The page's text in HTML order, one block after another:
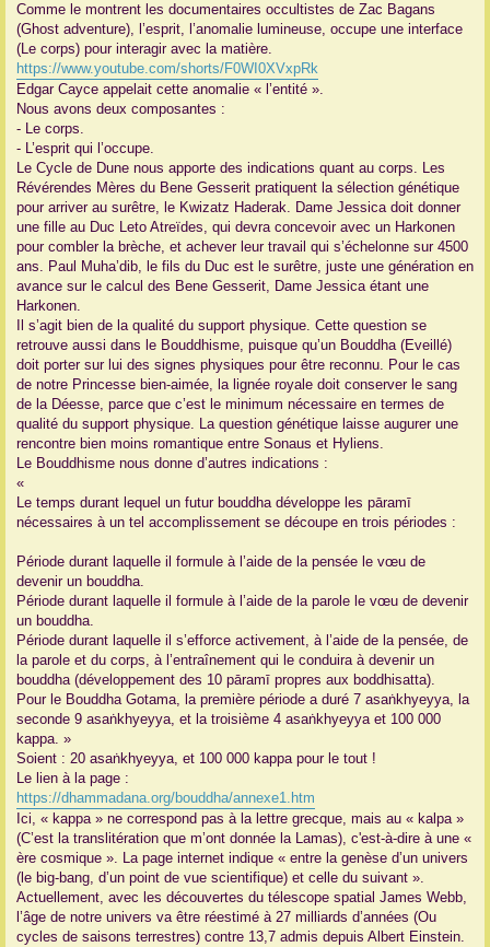
Comme le montrent les documentaires occultistes de Zac Bagans
(Ghost adventure), l’esprit, l’anomalie lumineuse, occupe une interface
(Le corps) pour interagir avec la matière.
https://www.youtube.com/shorts/F0WI0XVxpRk
Edgar Cayce appelait cette anomalie « l’entité ».
Nous avons deux composantes :
- Le corps.
- L’esprit qui l’occupe.
Le Cycle de Dune nous apporte des indications quant au corps. Les
Révérendes Mères du Bene Gesserit pratiquent la sélection génétique
pour arriver au surêtre, le Kwizatz Haderak. Dame Jessica doit donner
une fille au Duc Leto Atreïdes, qui devra concevoir avec un Harkonen
pour combler la brèche, et achever leur travail qui s’échelonne sur 4500
ans. Paul Muha’dib, le fils du Duc est le surêtre, juste une génération en
avance sur le calcul des Bene Gesserit, Dame Jessica étant une
Harkonen.
Il s’agit bien de la qualité du support physique. Cette question se
retrouve aussi dans le Bouddhisme, puisque qu’un Bouddha (Eveillé)
doit porter sur lui des signes physiques pour être reconnu. Pour le cas
de notre Princesse bien-aimée, la lignée royale doit conserver le sang
de la Déesse, parce que c’est le minimum nécessaire en termes de
qualité du support physique. La question génétique laisse augurer une
rencontre bien moins romantique entre Sonaus et Hyliens.
Le Bouddhisme nous donne d’autres indications :
«
Le temps durant lequel un futur bouddha développe les pāramī
nécessaires à un tel accomplissement se découpe en trois périodes :
Période durant laquelle il formule à l’aide de la pensée le vœu de
devenir un bouddha.
Période durant laquelle il formule à l’aide de la parole le vœu de devenir
un bouddha.
Période durant laquelle il s’efforce activement, à l’aide de la pensée, de
la parole et du corps, à l’entraînement qui le conduira à devenir un
bouddha (développement des 10 pāramī propres aux boddhisatta).
Pour le Bouddha Gotama, la première période a duré 7 asaṅkhyeyya, la
seconde 9 asaṅkhyeyya, et la troisième 4 asaṅkhyeyya et 100 000
kappa. »
Soient : 20 asaṅkhyeyya, et 100 000 kappa pour le tout !
Le lien à la page :
https://dhammadana.org/bouddha/annexe1.htm
Ici, « kappa » ne correspond pas à la lettre grecque, mais au « kalpa »
(C’est la translitération que m’ont donnée la Lamas), c'est-à-dire à une «
ère cosmique ». La page internet indique « entre la genèse d’un univers
(le big-bang, d’un point de vue scientifique) et celle du suivant ».
Actuellement, avec les découvertes du télescope spatial James Webb,
l’âge de notre univers va être réestimé à 27 milliards d’années (Ou
cycles de saisons terrestres) contre 13,7 admis depuis Albert Einstein.